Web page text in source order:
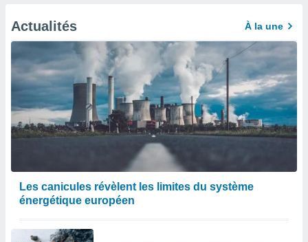
Actualités À la une
Les canicules révèlent les limites du système
énergétique européen